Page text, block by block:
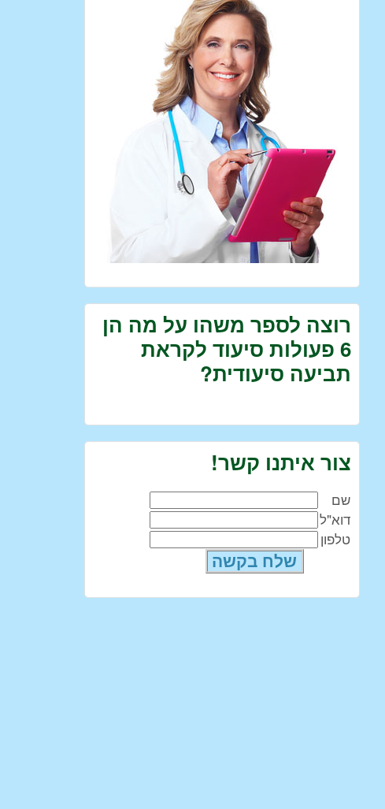
רוצה לספר משהו על מה הן
6 פעולות סיעוד לקראת
תביעה סיעודית?
צור איתנו קשר!
שם
דוא"ל
טלפון